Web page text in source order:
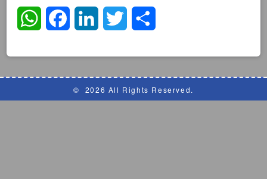
WhatsAppFacebookLinkedInTwitter
© 2026 All Rights Reserved.